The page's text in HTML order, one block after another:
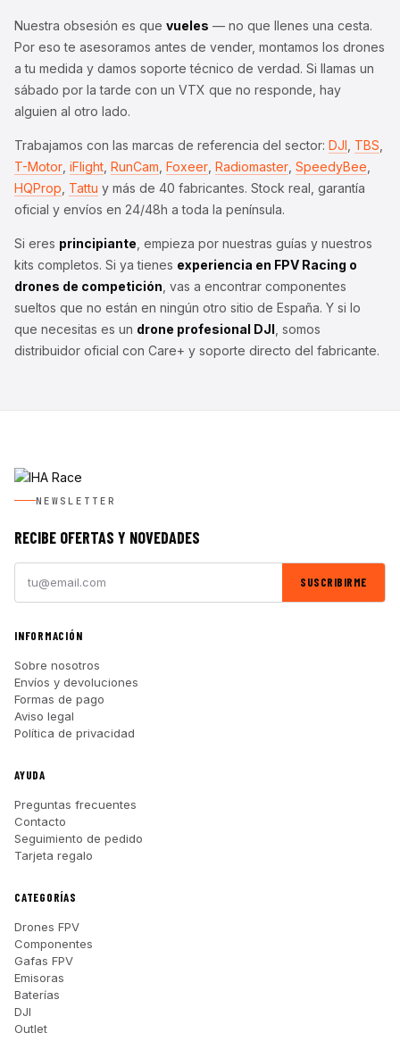
Nuestra obsesión es que vueles — no que llenes una cesta.
Por eso te asesoramos antes de vender, montamos los drones
a tu medida y damos soporte técnico de verdad. Si llamas un
sábado por la tarde con un VTX que no responde, hay
alguien al otro lado.
Trabajamos con las marcas de referencia del sector: DJI TBS
T-Motor iFlight RunCam Foxeer Radiomaster SpeedyBee
HQProp Tattu y más de 40 fabricantes. Stock real, garantía
oficial y envíos en 24/48h a toda la península.
Si eres principiante , empieza por nuestras guías y nuestros
kits completos. Si ya tienes experiencia en FPV Racing o
drones de competición , vas a encontrar componentes
sueltos que no están en ningún otro sitio de España. Y si lo
que necesitas es un drone profesional DJI , somos
distribuidor oficial con Care+ y soporte directo del fabricante.
NEWSLETTER
RECIBE OFERTAS Y NOVEDADES
SUSCRIBIRME
INFORMACIÓN
Sobre nosotros
Envíos y devoluciones
Formas de pago
Aviso legal
Política de privacidad
AYUDA
Preguntas frecuentes
Contacto
Seguimiento de pedido
Tarjeta regalo
CATEGORÍAS
Drones FPV
Componentes
Gafas FPV
Emisoras
Baterías
DJI
Outlet